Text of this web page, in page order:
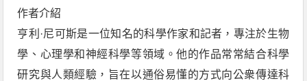
作者介紹
亨利·尼可斯是一位知名的科學作家和記者，專注於生物
學、心理學和神經科學等領域。他的作品常常結合科學
研究與人類經驗，旨在以通俗易懂的方式向公衆傳達科